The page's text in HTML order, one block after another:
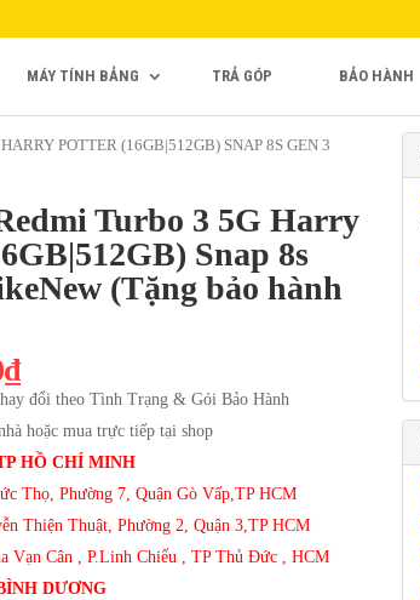
MÁY TÍNH BẢNG TRẢ GÓP BẢO HÀNH
POTTER (16GB|512GB) SNAP 8S GEN 3
Turbo 3 5G Harry
Snap 8s
(Tặng bảo hành
đổi theo Tình Trạng & Gói Bảo Hành
hoặc mua trực tiếp tại shop
HỒ CHÍ MINH
Thọ, Phường 7, Quận Gò Vấp,TP HCM
Thiện Thuật, Phường 2, Quận 3,TP HCM
Vạn Cân , P.Linh Chiểu , TP Thủ Đức , HCM
DƯƠNG